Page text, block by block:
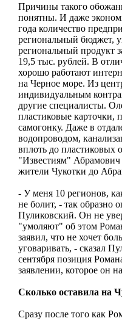
Причины такого
понятны. И даже
года количество
региональный бюджет,
региональный продукт
19,5 тыс. рублей. В
хорошо работают
на Черное море. Из
индивидуальным
другие специалисты.
пластиковые карточки,
самогонку. Даже в
водопроводом,
вплоть до пластиковых
"Известиям"
жители Чукотки до
- У меня 10 регионов,
не болит, - так образно
Пуликовский. Он не
"умоляют" об этом
заявил, что не хочет
уговаривать, - сказал
сентября позиция
заявлении, которое он
Сколько оставила на
Сразу после того как